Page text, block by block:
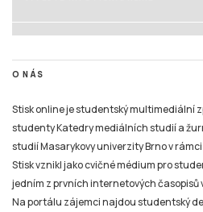
O NÁS
Stisk online je studentský multimediální
studenty Katedry mediálních studií a
studií Masarykovy univerzity Brno v
Stisk vznikl jako cvičné médium pro
jedním z prvních internetových časopisů
Na portálu zájemci najdou studentský